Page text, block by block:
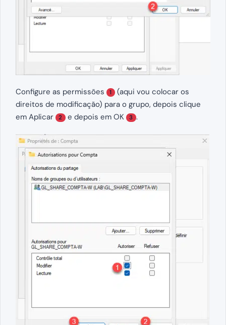
Configure as permissões 1 (aqui vou colocar os
direitos de modificação) para o grupo, depois clique
em Aplicar
2 e depois em OK 3 .